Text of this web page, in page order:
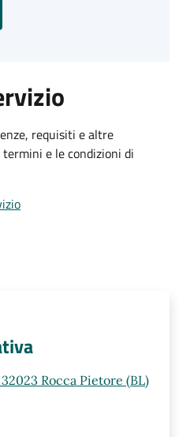
requisiti e altre
e le condizioni di
Rocca Pietore (BL)